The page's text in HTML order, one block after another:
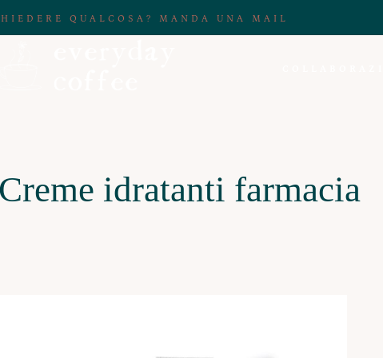
QUALCOSA? MANDA UNA MAIL
Creme idratanti farmacia